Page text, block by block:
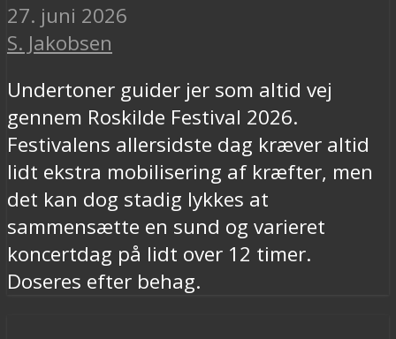
27. juni 2026
S. Jakobsen
Undertoner guider jer som altid vej
gennem Roskilde Festival 2026.
Festivalens allersidste dag kræver altid
lidt ekstra mobilisering af kræfter, men
det kan dog stadig lykkes at
sammensætte en sund og varieret
koncertdag på lidt over 12 timer.
Doseres efter behag.